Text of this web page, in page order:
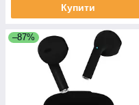
Купити
–87%